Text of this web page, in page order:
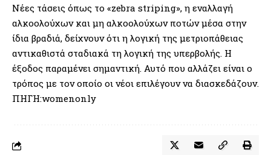
Νέες τάσεις όπως το «zebra striping», η εναλλαγή
αλκοολούχων και μη αλκοολούχων ποτών μέσα στην
ίδια βραδιά, δείχνουν ότι η λογική της μετριοπάθειας
αντικαθιστά σταδιακά τη λογική της υπερβολής. Η
έξοδος παραμένει σημαντική. Αυτό που αλλάζει είναι ο
τρόπος με τον οποίο οι νέοι επιλέγουν να διασκεδάζουν.
ΠΗΓΗ:womenonly